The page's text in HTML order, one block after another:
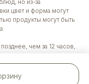
но из-за
цвет и форма могут
продукты могут быть
чем за 12 часов,